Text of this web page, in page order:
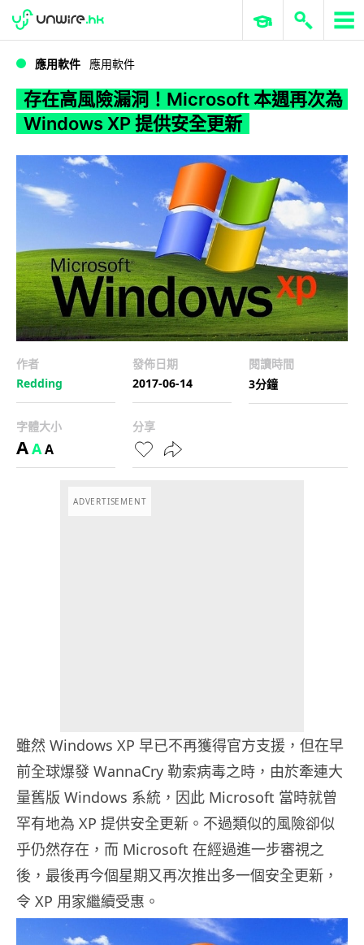
WWDC 2026 ERP 與商業 AI
應用軟件 應用軟件
存在高風險漏洞！Microsoft 本週再次為
Windows XP 提供安全更新
作者
Redding
發佈日期
2017-06-14
閱讀時間
3分鐘
字體大小
AAA
分享
ADVERTISEMENT
雖然 Windows XP 早已不再獲得官方支援，但在早
前全球爆發 WannaCry 勒索病毒之時，由於牽連大
量舊版 Windows 系統，因此 Microsoft 當時就曾
罕有地為 XP 提供安全更新。不過類似的風險卻似
乎仍然存在，而 Microsoft 在經過進一步審視之
後，最後再今個星期又再次推出多一個安全更新，
令 XP 用家繼續受惠。